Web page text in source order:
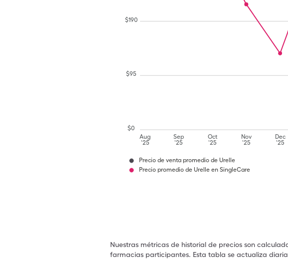
Aug
'25
Sep
'25
Oct
'25
Nov
'25
Dec
'25
$0
$95
$190
Precio de venta promedio de Urelle
Precio promedio de Urelle en SingleCare
Nuestras métricas de historial de precios son
farmacias participantes. Esta tabla se actualiza